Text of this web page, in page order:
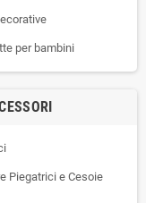
per bambini
Piegatrici e Cesoie